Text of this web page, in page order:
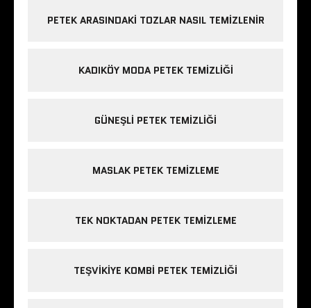
PETEK ARASINDAKI TOZLAR NASIL TEMIZLENIR
KADIKÖY MODA PETEK TEMIZLIĞI
GÜNEŞLI PETEK TEMIZLIĞI
MASLAK PETEK TEMIZLEME
TEK NOKTADAN PETEK TEMIZLEME
TEŞVIKIYE KOMBI PETEK TEMIZLIĞI